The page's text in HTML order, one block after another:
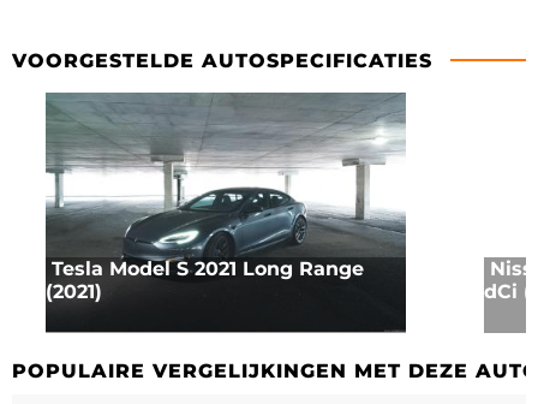
VOORGESTELDE AUTOSPECIFICATIES
Tesla Model S 2021 Long Range
(2021)
dCi
POPULAIRE VERGELIJKINGEN MET DEZE